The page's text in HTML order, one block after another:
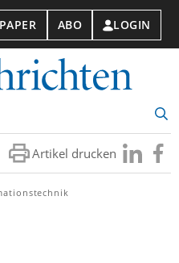
ABO LOGIN
Artikel drucken Besuchen
Sie
Sie